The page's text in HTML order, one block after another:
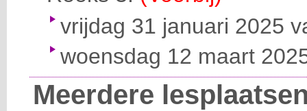
vrijdag 31 januari 2025
woensdag 12 maart
Meerdere